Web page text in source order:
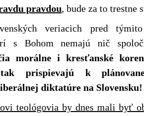
pravdou, bude za to trestne
veriacich pred
s Bohom nemajú nič
morálne i kresťanské
prispievajú k
diktatúre na Slovensku!
teológovia by dnes mali byť